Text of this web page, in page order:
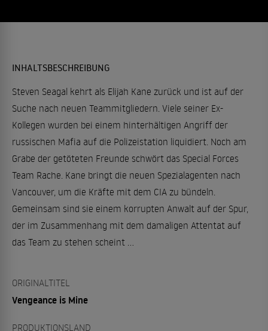
INHALTSBESCHREIBUNG
Steven Seagal kehrt als Elijah Kane zurück und ist auf der
Suche nach neuen Teammitgliedern. Viele seiner Ex-
Kollegen wurden bei einem hinterhältigen Angriff der
russischen Mafia auf die Polizeistation liquidiert. Noch am
Grabe der getöteten Freunde schwört das Special Forces
Team Rache. Kane bringt die neuen Spezialagenten nach
Vancouver, um die Kräfte mit dem CIA zu bündeln.
Gemeinsam sind sie einem korrupten Anwalt auf der Spur,
der im Zusammenhang mit dem damaligen Attentat auf
das Team zu stehen scheint …
ORIGINALTITEL
Vengeance is Mine
PRODUKTIONSLAND